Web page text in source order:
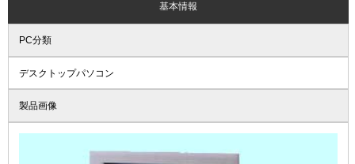
基本情報
PC分類
デスクトップパソコン
製品画像